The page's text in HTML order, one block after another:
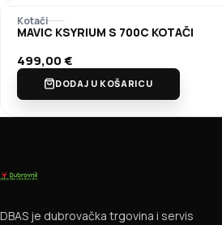
Kotači
MAVIC KSYRIUM S 700C KOTAČI
499,00€
DODAJ U KOŠARICU
DBAS je dubrovačka trgovina i servis